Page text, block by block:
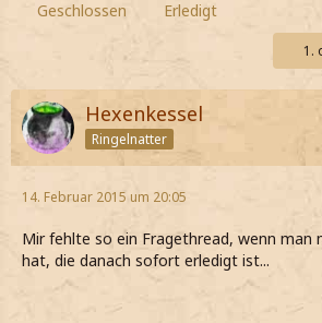
Jetzt Fanclub-Mitglied
Geschlossen
Erledigt
1.
Hexenkessel
Ringelnatter
14. Februar 2015 um 20:05
Mir fehlte so ein Fragethread, wenn man
hat, die danach sofort erledigt ist...